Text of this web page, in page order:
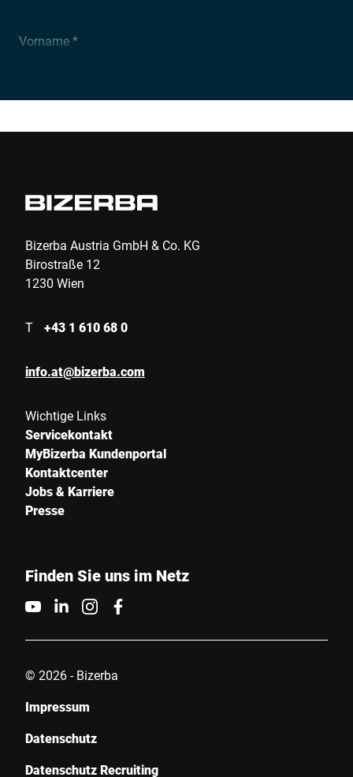
Vorname *
Nachname *
Land *
E-Mail *
Seriennummer
Ihre Nachricht an uns *
Bizerba Austria GmbH & Co. KG
Birostraße 12
1230 Wien
T +43 1 610 68 0
info.at@bizerba.com
Wichtige Links
Servicekontakt
MyBizerba Kundenportal
Kontaktcenter
Jobs & Karriere
Presse
Finden Sie uns im Netz
© 2026 - Bizerba
Impressum
Datenschutz
Datenschutz Recruiting